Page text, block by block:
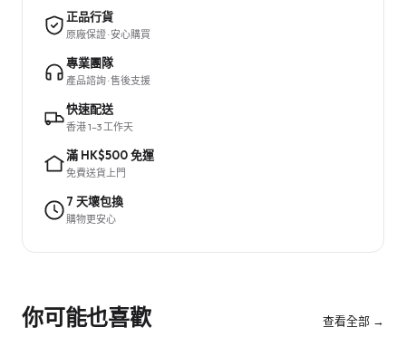
正品行貨
原廠保證 · 安心購買
專業團隊
產品諮詢 · 售後支援
快速配送
香港 1–3 工作天
滿 HK$500 免運
免費送貨上門
7 天壞包換
購物更安心
你可能也喜歡 查看全部 →